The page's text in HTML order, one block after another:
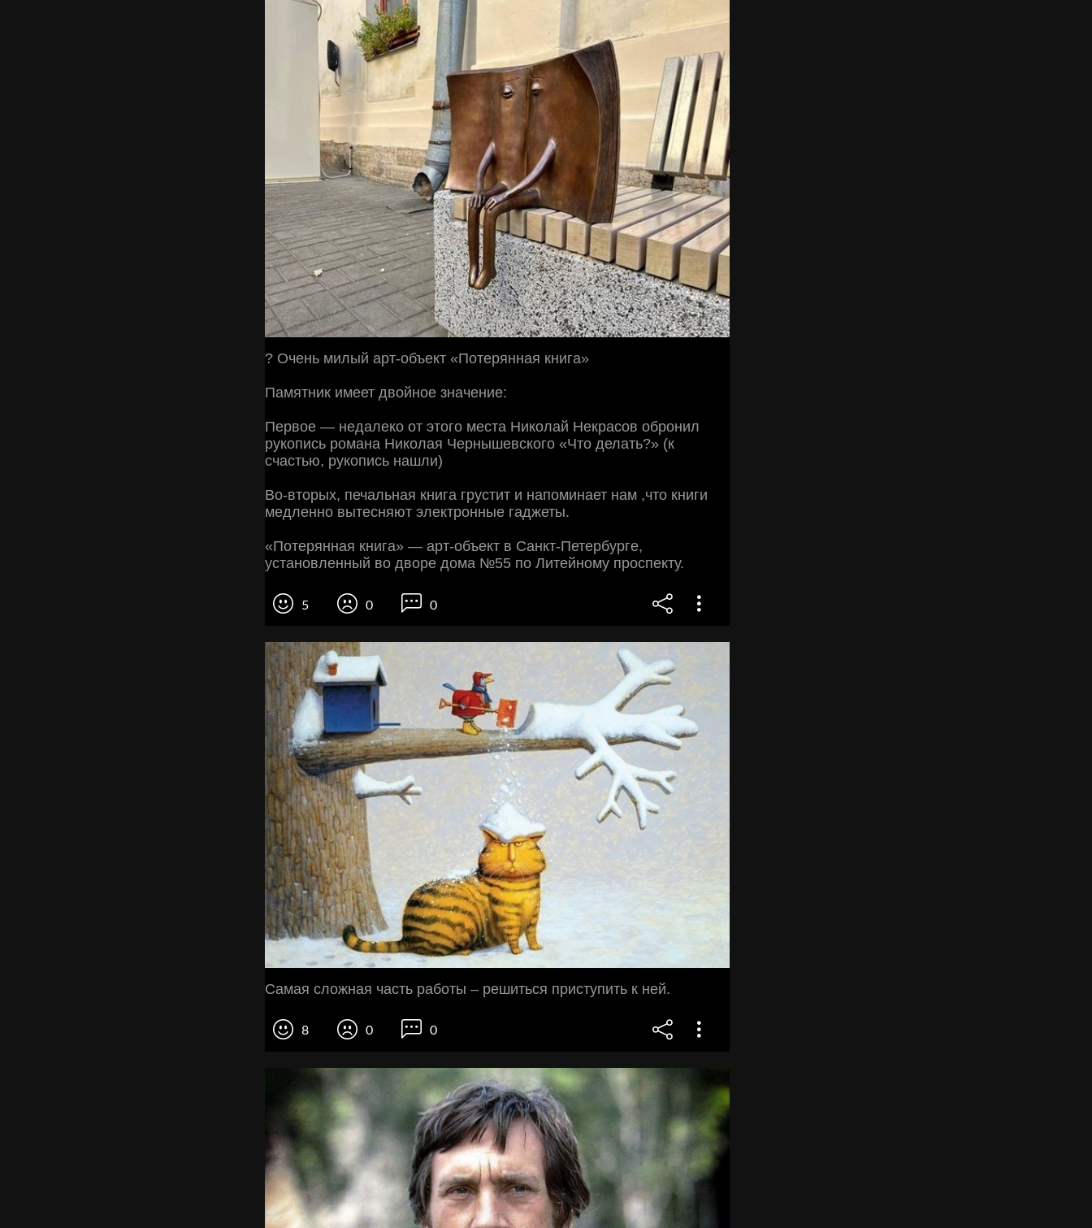
? Очень милый арт-объект «Потерянная книга»
Памятник имеет двойное значение:
Первое — недалеко от этого места Николай Некрасов обронил
рукопись романа Николая Чернышевского «Что делать?» (к
счастью, рукопись нашли)
Во-вторых, печальная книга грустит и напоминает нам ,что книги
медленно вытесняют электронные гаджеты.
«Потерянная книга» — арт-объект в Санкт-Петербурге,
установленный во дворе дома №55 по Литейному проспекту.
5 0 0
Самая сложная часть работы – решиться приступить к ней.
8 0 0